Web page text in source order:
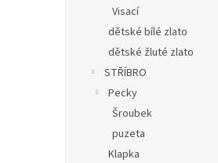
Visací
dětské bílé zlato
dětské žluté zlato
STŘÍBRO
Pecky
Šroubek
puzeta
Klapka